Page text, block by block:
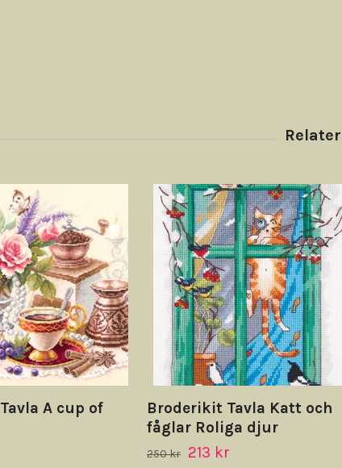
A cup of
Broderikit Tavla Katt och
fåglar Roliga djur
250 kr 213 kr